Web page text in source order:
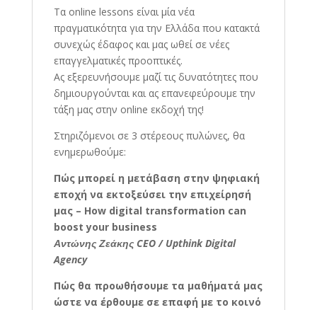
Τα online lessons είναι μία νέα
πραγματικότητα για την Ελλάδα που κατακτά
συνεχώς έδαφος και μας ωθεί σε νέες
επαγγελματικές προοπτικές.
Ας εξερευνήσουμε μαζί τις δυνατότητες που
δημιουργούνται και ας επανεφεύρουμε την
τάξη μας στην online εκδοχή της!
Στηριζόμενοι σε 3 στέρεους πυλώνες, θα
ενημερωθούμε:
Πώς μπορεί η μετάβαση στην ψηφιακή
εποχή να εκτοξεύσει την επιχείρησή
μας – How digital transformation can
boost your business
Αντώνης Ζεάκης CEO / Upthink Digital
Agency
Πώς θα προωθήσουμε τα μαθήματά μας
ώστε να έρθουμε σε επαφή με το κοινό